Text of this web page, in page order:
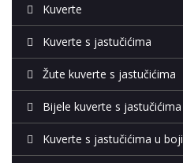
Kuverte
Kuverte s jastučićima
Žute kuverte s jastučićima
Bijele kuverte s jastučićima
Kuverte s jastučićima u boji